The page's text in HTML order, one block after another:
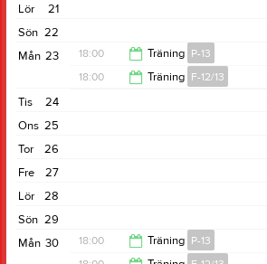
21
Lör
22
Sön
23
Mån 18:00 Träning P-13
18:00 Träning F-12/13
24
Tis
25
Ons
26
Tor
27
Fre
28
Lör
29
Sön
30
Mån 18:00 Träning P-13